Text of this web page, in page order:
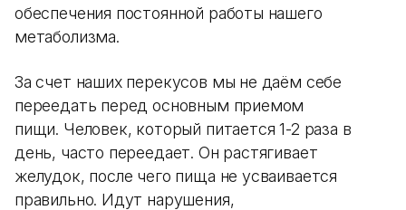
обеспечения постоянной работы нашего
метаболизма.
За счет наших перекусов мы не даём себе
переедать перед основным приемом
пищи. Человек, который питается 1-2 раза в
день, часто переедает. Он растягивает
желудок, после чего пища не усваивается
правильно. Идут нарушения,